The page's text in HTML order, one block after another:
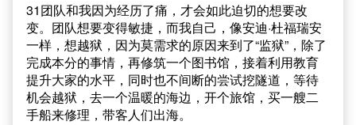
31团队和我因为经历了痛，才会如此迫切的想要改
变。团队想要变得敏捷，而我自己，像安迪·杜福瑞安
一样，想越狱，因为莫需求的原因来到了“监狱”，除了
完成本分的事情，再修筑一个图书馆，接着利用教育
提升大家的水平，同时也不间断的尝试挖隧道，等待
机会越狱，去一个温暖的海边，开个旅馆，买一艘二
手船来修理，带客人们出海。